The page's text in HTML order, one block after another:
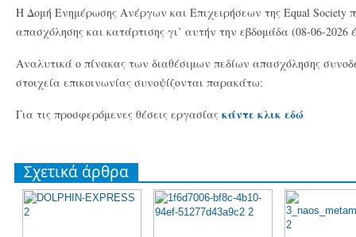
Η Δομή Ενημέρωσης Ανέργων και Επιχειρήσεων της Equal Society
απασχόλησης και κατάρτισης γι’ αυτήν την εβδομάδα (08-06-2026
Αναλυτικά ο πίνακας των διαθέσιμων πεδίων απασχόλησης
στοιχεία επικοινωνίας συνοψίζονται παρακάτω:
Για τις προσφερόμενες θέσεις εργασίας κάντε κλικ εδώ
Σχετικά άρθρα